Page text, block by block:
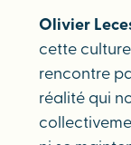
Olivier
cette
rencontre
réalité qui